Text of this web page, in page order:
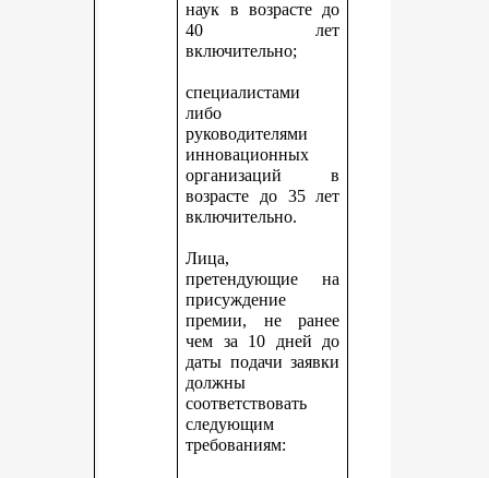
наук в возрасте до
40 лет
включительно;
специалистами
либо
руководителями
инновационных
организаций в
возрасте до 35 лет
включительно.
Лица,
претендующие на
присуждение
премии, не ранее
чем за 10 дней до
даты подачи заявки
должны
соответствовать
следующим
требованиям: